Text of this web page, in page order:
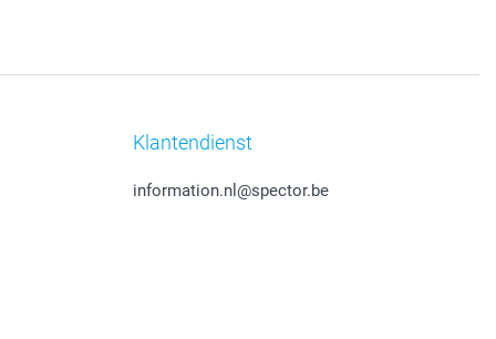
Klantendienst
information.nl@spector.be